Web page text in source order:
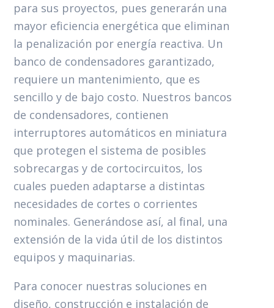
para sus proyectos, pues generarán una
mayor eficiencia energética que eliminan
la penalización por energía reactiva. Un
banco de condensadores garantizado,
requiere un mantenimiento, que es
sencillo y de bajo costo. Nuestros bancos
de condensadores, contienen
interruptores automáticos en miniatura
que protegen el sistema de posibles
sobrecargas y de cortocircuitos, los
cuales pueden adaptarse a distintas
necesidades de cortes o corrientes
nominales. Generándose así, al final, una
extensión de la vida útil de los distintos
equipos y maquinarias.
Para conocer nuestras soluciones en
diseño, construcción e instalación de